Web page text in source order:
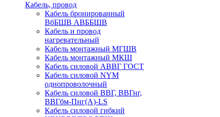
Кабель, провод
Кабель бронированный
ВбБШВ АВББШВ
Кабель и провод
нагревательный
Кабель монтажный МГШВ
Кабель монтажный МКШ
Кабель силовой АВВГ ГОСТ
Кабель силовой NYM
однопроволочный
Кабель силовой ВВГ, ВВГнг,
ВВГбм-Пнг(А)-LS
Кабель силовой гибкий